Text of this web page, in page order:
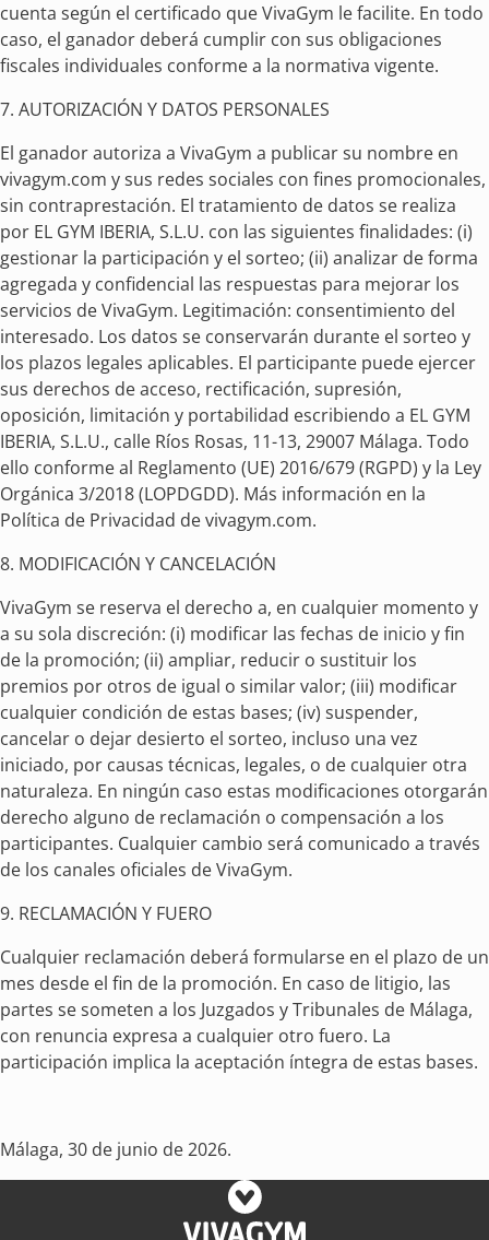
cuenta según el certificado que VivaGym le facilite. En todo
caso, el ganador deberá cumplir con sus obligaciones
fiscales individuales conforme a la normativa vigente.
7. AUTORIZACIÓN Y DATOS PERSONALES
El ganador autoriza a VivaGym a publicar su nombre en
vivagym.com y sus redes sociales con fines promocionales,
sin contraprestación. El tratamiento de datos se realiza
por EL GYM IBERIA, S.L.U. con las siguientes finalidades: (i)
gestionar la participación y el sorteo; (ii) analizar de forma
agregada y confidencial las respuestas para mejorar los
servicios de VivaGym. Legitimación: consentimiento del
interesado. Los datos se conservarán durante el sorteo y
los plazos legales aplicables. El participante puede ejercer
sus derechos de acceso, rectificación, supresión,
oposición, limitación y portabilidad escribiendo a EL GYM
IBERIA, S.L.U., calle Ríos Rosas, 11-13, 29007 Málaga. Todo
ello conforme al Reglamento (UE) 2016/679 (RGPD) y la Ley
Orgánica 3/2018 (LOPDGDD). Más información en la
Política de Privacidad de vivagym.com.
8. MODIFICACIÓN Y CANCELACIÓN
VivaGym se reserva el derecho a, en cualquier momento y
a su sola discreción: (i) modificar las fechas de inicio y fin
de la promoción; (ii) ampliar, reducir o sustituir los
premios por otros de igual o similar valor; (iii) modificar
cualquier condición de estas bases; (iv) suspender,
cancelar o dejar desierto el sorteo, incluso una vez
iniciado, por causas técnicas, legales, o de cualquier otra
naturaleza. En ningún caso estas modificaciones otorgarán
derecho alguno de reclamación o compensación a los
participantes. Cualquier cambio será comunicado a través
de los canales oficiales de VivaGym.
9. RECLAMACIÓN Y FUERO
Cualquier reclamación deberá formularse en el plazo de un
mes desde el fin de la promoción. En caso de litigio, las
partes se someten a los Juzgados y Tribunales de Málaga,
con renuncia expresa a cualquier otro fuero. La
participación implica la aceptación íntegra de estas bases.
Málaga, 30 de junio de 2026.